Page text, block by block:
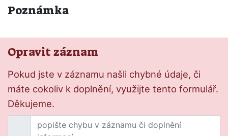
Poznámka
Opravit záznam
Pokud jste v záznamu našli chybné údaje, či
máte cokoliv k doplnění, využijte tento formulář.
Děkujeme.